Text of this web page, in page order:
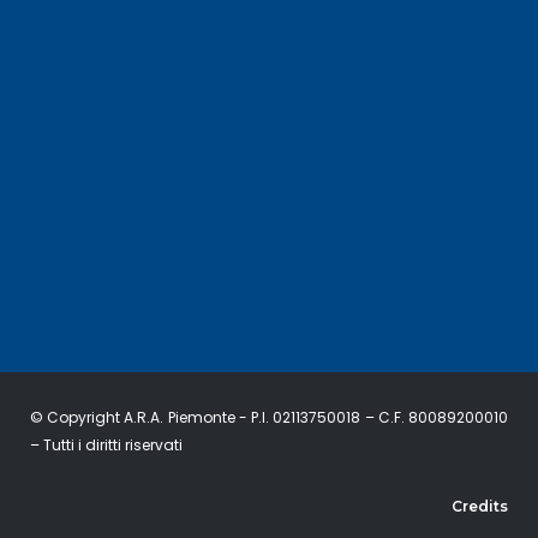
© Copyright A.R.A. Piemonte - P.I. 02113750018 – C.F. 80089200010
– Tutti i diritti riservati
Credits